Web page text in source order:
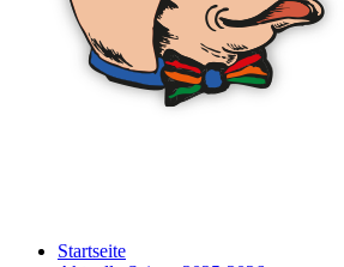
Startseite